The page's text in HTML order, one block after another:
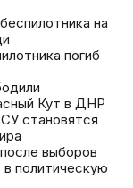
на
погиб
Кут в ДНР
становятся
выборов
политическую